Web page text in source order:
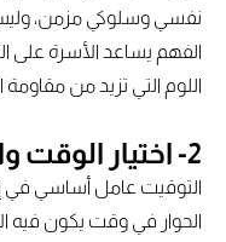
نفسي وسلوكي مزمن، وليس
الفهم يساعد الأسرة على
اللوم التي تزيد من مقاومة
2- اختيار الوقت والطريقة المناسبة للحوار
التوقيت عامل أساسي في
الحوار في وقت يكون فيه